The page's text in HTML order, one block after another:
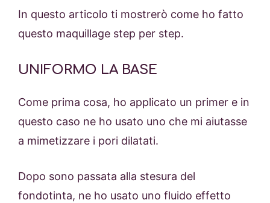
In questo articolo ti mostrerò come ho fatto
questo maquillage step per step.
UNIFORMO LA BASE
Come prima cosa, ho applicato un primer e in
questo caso ne ho usato uno che mi aiutasse
a mimetizzare i pori dilatati.
Dopo sono passata alla stesura del
fondotinta, ne ho usato uno fluido effetto